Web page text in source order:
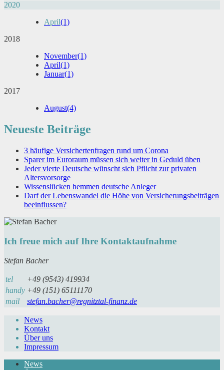
2020
April(1)
2018
November(1)
April(1)
Januar(1)
2017
August(4)
Neueste Beiträge
3 häufige Versichertenfragen rund um Corona
Sparer im Euroraum müssen sich weiter in Geduld üben
Jeder vierte Deutsche wünscht sich Pflicht zur privaten
Altersvorsorge
Wissenslücken hemmen deutsche Anleger
Darf der Lebenswandel die Höhe von Versicherungsbeiträgen
beeinflussen?
Ich freue mich auf Ihre Kontaktaufnahme
Stefan Bacher
tel
+49 (9543) 419934
handy +49 (151) 65111170
mail
stefan.bacher@regnitztal-finanz.de
News
Kontakt
Über uns
Impressum
News